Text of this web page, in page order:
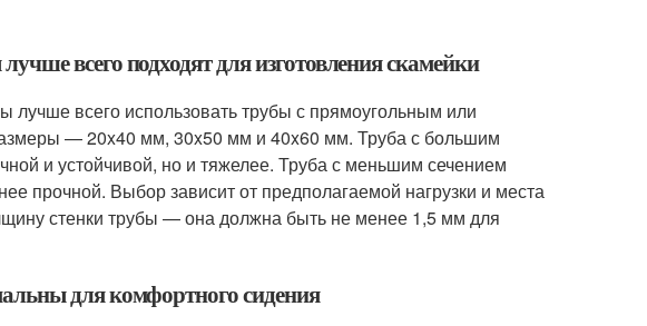
всего подходят для изготовления скамейки
лучше всего использовать трубы с прямоугольным или
— 20x40 мм, 30x50 мм и 40x60 мм. Труба с большим
и устойчивой, но и тяжелее. Труба с меньшим сечением
прочной. Выбор зависит от предполагаемой нагрузки и места
стенки трубы — она должна быть не менее 1,5 мм для
для комфортного сидения